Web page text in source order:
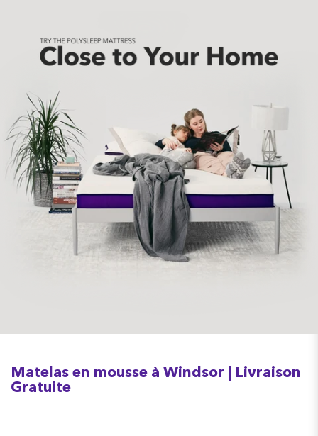
Matelas en mousse à Windsor | Livraison
Gratuite